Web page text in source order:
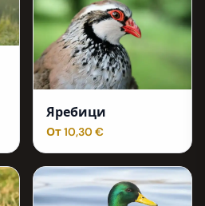
Яребици
От 10,30 €